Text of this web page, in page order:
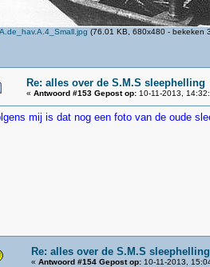
A.de_hav.A.4_Small.jpg (76.01 KB, 680x480 - bekeken
Re: alles over de S.M.S sleephelling
« Antwoord #153 Gepost op: 10-11-2013,
mij is dat nog een foto van de oude
Re: alles over de S.M.S sleephelling
« Antwoord #154 Gepost op: 10-11-2013,